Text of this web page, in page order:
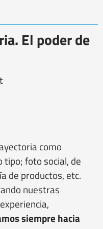
El poder de
como
foto social, de
de productos, etc.
nuestras
siempre hacia